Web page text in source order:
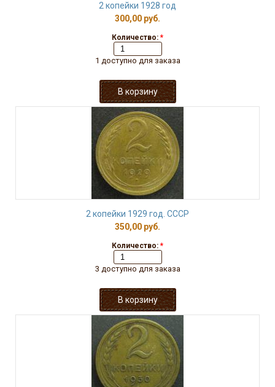
2 копейки 1928 год
300,00 руб.
Количество: *
1 доступно для заказа
2 копейки 1929 год. СССР
350,00 руб.
Количество: *
3 доступно для заказа